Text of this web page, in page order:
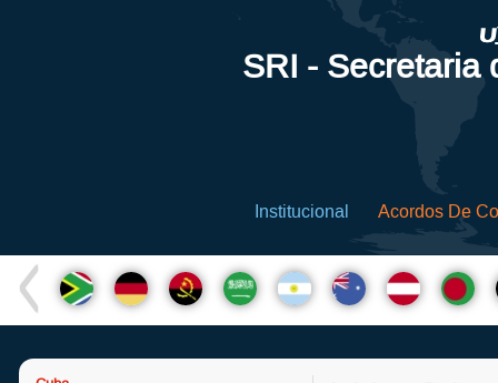
SRI - Secretaria
Institucional Acordos De